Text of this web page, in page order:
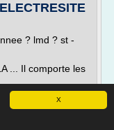
X
? lmd ? st -
... Il comporte les
2014 avec ...